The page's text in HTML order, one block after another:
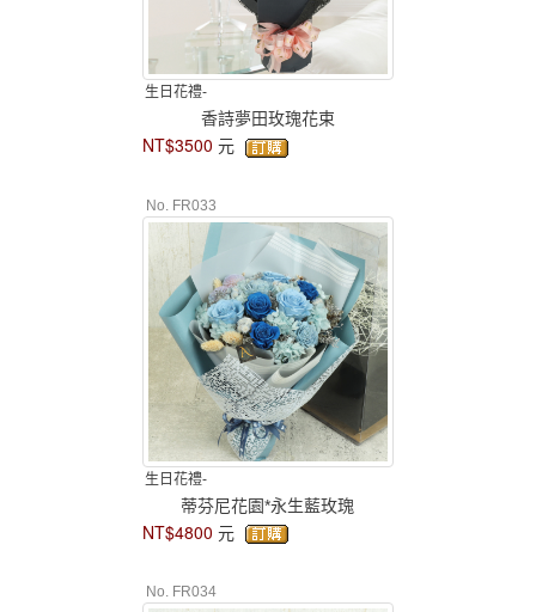
生日花禮-
香詩夢田玫瑰花束
NT$3500 元
No. FR033
生日花禮-
蒂芬尼花園*永生藍玫瑰
NT$4800 元
No. FR034